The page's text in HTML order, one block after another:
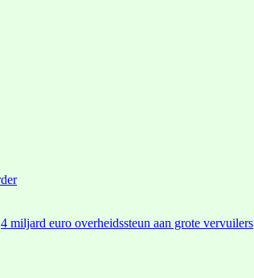
miljard euro overheidssteun aan grote vervuilers